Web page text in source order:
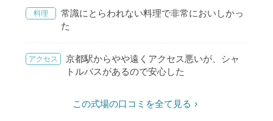
料理
常識にとらわれない料理で非常においしかっ
た
アクセス
京都駅からやや遠くアクセス悪いが、シャ
トルバスがあるので安心した
この式場の口コミを全て見る